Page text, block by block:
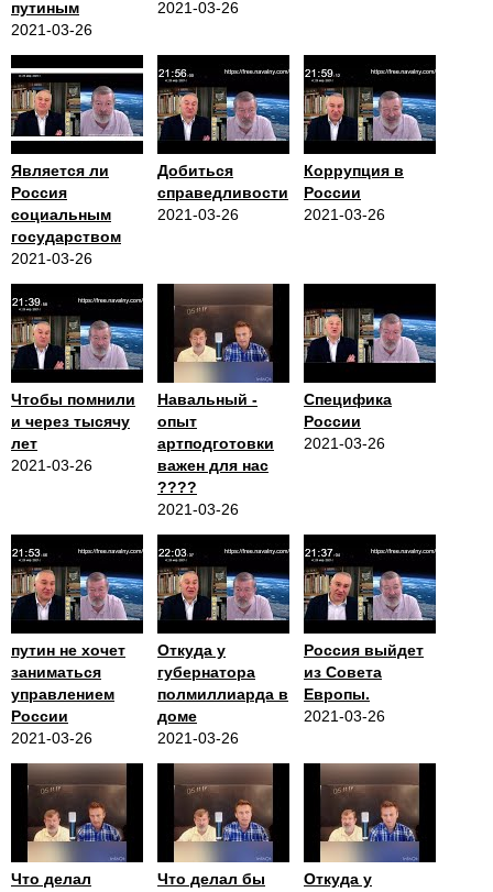
путиным
2021-03-26
2021-03-26
Является ли
Россия
социальным
государством
2021-03-26
Добиться
справедливости
2021-03-26
Коррупция в
России
2021-03-26
Чтобы помнили
и через тысячу
лет
2021-03-26
Навальный -
опыт
артподготовки
важен для нас
????
2021-03-26
Специфика
России
2021-03-26
путин не хочет
заниматься
управлением
России
2021-03-26
Откуда у
губернатора
полмиллиарда в
доме
2021-03-26
Россия выйдет
из Совета
Европы.
2021-03-26
Что делал
Что делал бы
Откуда у